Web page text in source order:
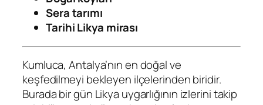
Sera tarımı
Tarihi Likya mirası
Kumluca, Antalya’nın en doğal ve
keşfedilmeyi bekleyen ilçelerinden biridir.
Burada bir gün Likya uygarlığının izlerini takip